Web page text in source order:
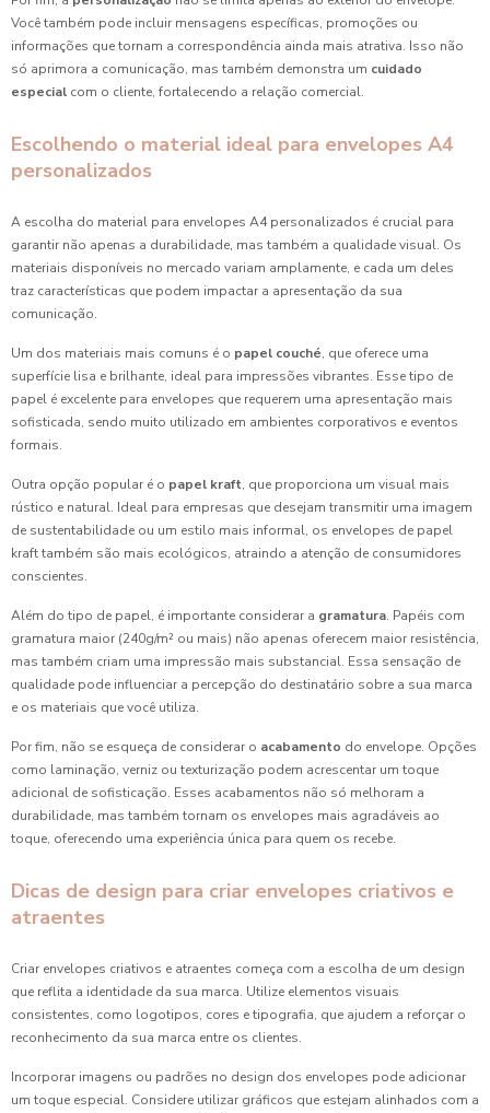
Você também pode incluir mensagens específicas, promoções ou
informações que tornam a correspondência ainda mais atrativa. Isso não
só aprimora a comunicação, mas também demonstra um cuidado
especial com o cliente, fortalecendo a relação comercial.
Escolhendo o material ideal para envelopes A4
personalizados
A escolha do material para envelopes A4 personalizados é crucial para
garantir não apenas a durabilidade, mas também a qualidade visual. Os
materiais disponíveis no mercado variam amplamente, e cada um deles
traz características que podem impactar a apresentação da sua
comunicação.
Um dos materiais mais comuns é o papel couché, que oferece uma
superfície lisa e brilhante, ideal para impressões vibrantes. Esse tipo de
papel é excelente para envelopes que requerem uma apresentação mais
sofisticada, sendo muito utilizado em ambientes corporativos e eventos
formais.
Outra opção popular é o papel kraft, que proporciona um visual mais
rústico e natural. Ideal para empresas que desejam transmitir uma imagem
de sustentabilidade ou um estilo mais informal, os envelopes de papel
kraft também são mais ecológicos, atraindo a atenção de consumidores
conscientes.
Além do tipo de papel, é importante considerar a gramatura. Papéis com
gramatura maior (240g/m² ou mais) não apenas oferecem maior resistência,
mas também criam uma impressão mais substancial. Essa sensação de
qualidade pode influenciar a percepção do destinatário sobre a sua marca
e os materiais que você utiliza.
Por fim, não se esqueça de considerar o acabamento do envelope. Opções
como laminação, verniz ou texturização podem acrescentar um toque
adicional de sofisticação. Esses acabamentos não só melhoram a
durabilidade, mas também tornam os envelopes mais agradáveis ao
toque, oferecendo uma experiência única para quem os recebe.
Dicas de design para criar envelopes criativos e
atraentes
Criar envelopes criativos e atraentes começa com a escolha de um design
que reflita a identidade da sua marca. Utilize elementos visuais
consistentes, como logotipos, cores e tipografia, que ajudem a reforçar o
reconhecimento da sua marca entre os clientes.
Incorporar imagens ou padrões no design dos envelopes pode adicionar
um toque especial. Considere utilizar gráficos que estejam alinhados com a